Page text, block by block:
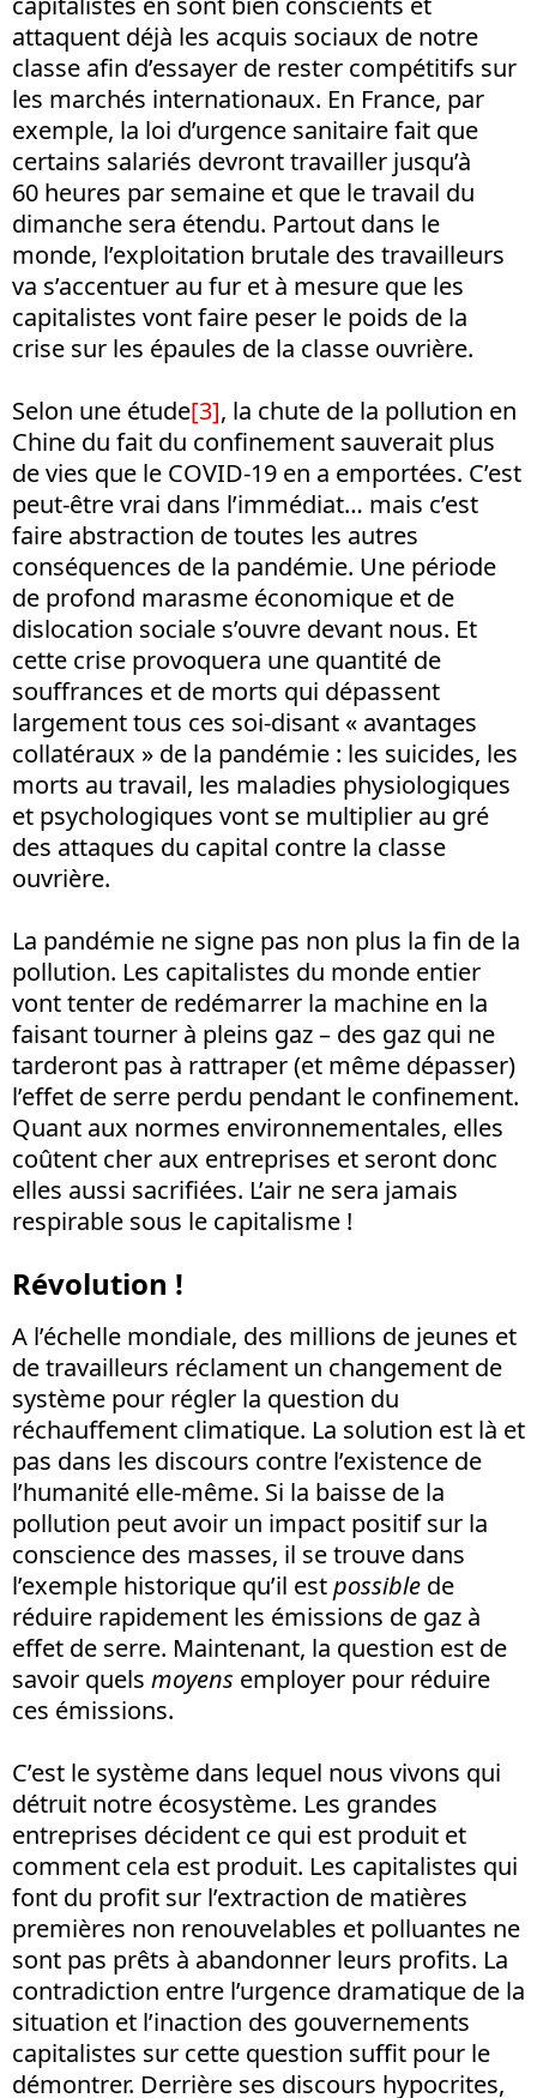
attaquent déjà les acquis sociaux de notre
classe afin d’essayer de rester compétitifs sur
les marchés internationaux. En France, par
exemple, la loi d’urgence sanitaire fait que
certains salariés devront travailler jusqu’à
60 heures par semaine et que le travail du
dimanche sera étendu. Partout dans le
monde, l’exploitation brutale des travailleurs
va s’accentuer au fur et à mesure que les
capitalistes vont faire peser le poids de la
crise sur les épaules de la classe ouvrière.
Selon une étude[3], la chute de la pollution en
Chine du fait du confinement sauverait plus
de vies que le COVID-19 en a emportées. C’est
peut-être vrai dans l’immédiat… mais c’est
faire abstraction de toutes les autres
conséquences de la pandémie. Une période
de profond marasme économique et de
dislocation sociale s’ouvre devant nous. Et
cette crise provoquera une quantité de
souffrances et de morts qui dépassent
largement tous ces soi-disant « avantages
collatéraux » de la pandémie : les suicides, les
morts au travail, les maladies physiologiques
et psychologiques vont se multiplier au gré
des attaques du capital contre la classe
ouvrière.
La pandémie ne signe pas non plus la fin de la
pollution. Les capitalistes du monde entier
vont tenter de redémarrer la machine en la
faisant tourner à pleins gaz – des gaz qui ne
tarderont pas à rattraper (et même dépasser)
l’effet de serre perdu pendant le confinement.
Quant aux normes environnementales, elles
coûtent cher aux entreprises et seront donc
elles aussi sacrifiées. L’air ne sera jamais
respirable sous le capitalisme !
Révolution !
A l’échelle mondiale, des millions de jeunes et
de travailleurs réclament un changement de
système pour régler la question du
réchauffement climatique. La solution est là et
pas dans les discours contre l’existence de
l’humanité elle-même. Si la baisse de la
pollution peut avoir un impact positif sur la
conscience des masses, il se trouve dans
l’exemple historique qu’il estpossible de
réduire rapidement les émissions de gaz à
effet de serre. Maintenant, la question est de
savoir quels moyens employer pour réduire
ces émissions.
C’est le système dans lequel nous vivons qui
détruit notre écosystème. Les grandes
entreprises décident ce qui est produit et
comment cela est produit. Les capitalistes qui
font du profit sur l’extraction de matières
premières non renouvelables et polluantes ne
sont pas prêts à abandonner leurs profits. La
contradiction entre l’urgence dramatique de la
situation et l’inaction des gouvernements
capitalistes sur cette question suffit pour le
démontrer. Derrière ses discours hypocrites,